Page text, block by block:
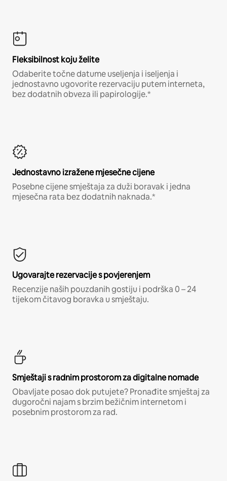
Fleksibilnost koju želite
Odaberite točne datume useljenja i iseljenja i
jednostavno ugovorite rezervaciju putem interneta,
bez dodatnih obveza ili papirologije.*
Jednostavno izražene mjesečne cijene
Posebne cijene smještaja za duži boravak i jedna
mjesečna rata bez dodatnih naknada.*
Ugovarajte rezervacije s povjerenjem
Recenzije naših pouzdanih gostiju i podrška 0 – 24
tijekom čitavog boravka u smještaju.
Smještaji s radnim prostorom za digitalne nomade
Obavljate posao dok putujete? Pronađite smještaj za
dugoročni najam s brzim bežičnim internetom i
posebnim prostorom za rad.